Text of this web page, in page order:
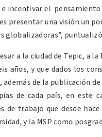
e incentivar el
presentar una visión un
globalizadoras”,
a la ciudad de Tepic, a la
años, y que dados los
además de la publicación
de cada país, en este
trabajo que desde
y la MSP como